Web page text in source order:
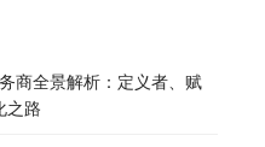
商全景解析：定义者、赋
之路